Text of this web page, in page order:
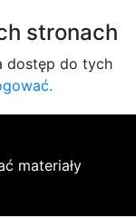
stronach
dostęp do tych
materiały